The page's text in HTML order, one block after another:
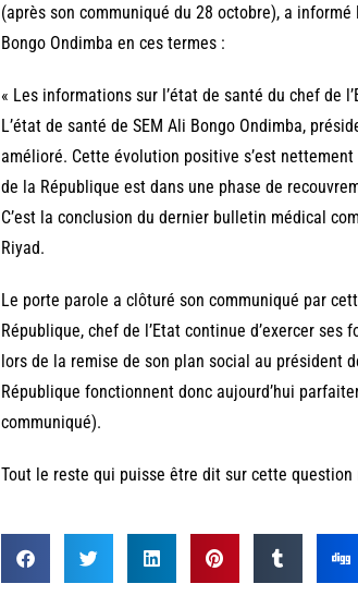
(après son communiqué du 28 octobre), a
Bongo Ondimba en ces termes :
« Les informations sur l’état de santé du chef de
L’état de santé de SEM Ali Bongo Ondimba,
amélioré. Cette évolution positive s’est
de la République est dans une phase de
C’est la conclusion du dernier bulletin médical
Riyad.
Le porte parole a clôturé son communiqué par
République, chef de l’Etat continue d’exercer
lors de la remise de son plan social au président
République fonctionnent donc aujourd’hui
communiqué).
Tout le reste qui puisse être dit sur cette question